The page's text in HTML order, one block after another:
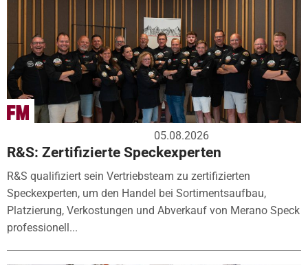
05.08.2026
R&S: Zertifizierte Speckexperten
R&S qualifiziert sein Vertriebsteam zu zertifizierten
Speckexperten, um den Handel bei Sortimentsaufbau,
Platzierung, Verkostungen und Abverkauf von Merano Speck
professionell...